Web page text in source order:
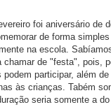
foi aniversário de
de forma
na escola.
chamar de "festa", pois,
podem participar, além
às crianças. Tabém
seria somente a